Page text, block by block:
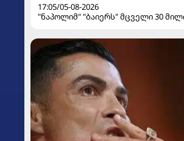
17:05/05-08-2026
"ნაპოლიმ" "ბაიერს" მცველი 30